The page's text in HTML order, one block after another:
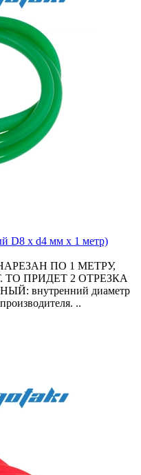
D8 x d4 мм x 1 метр)
ПО 1 МЕТРУ,
ТО ПРИДЕТ 2 ОТРЕЗКА
внутренний диаметр
..